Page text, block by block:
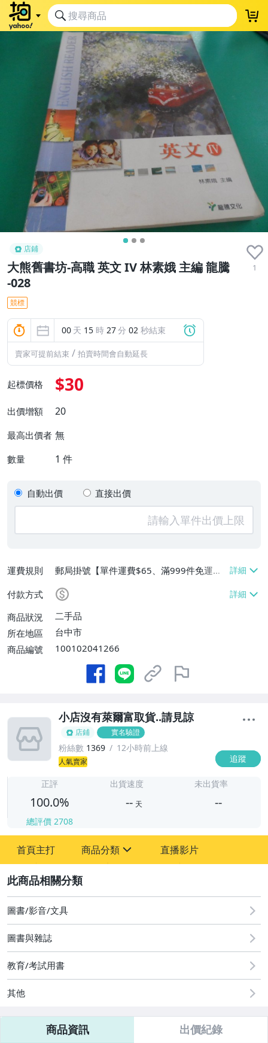
店鋪
大熊舊書坊-高職 英文 IV 林素娥 主編 龍騰
-028
1
競標
00 天 15 時 27分 01 秒結束
賣家可提前結束 / 拍賣時間會自動延長
起標價格 $30
出價增額 20
最高出價者 無
數量 1 件
自動出價 直接出價
運費規則
郵局掛號【單件運費$65、滿999件免運
費】
付款方式
商品狀況
二手品
所在地區
台中市
商品編號
100102041266
小店沒有萊爾富取貨..請見諒
店鋪 實名驗證
粉絲數 1369 12小時前上線
人氣賣家 追蹤
-
正評
100.0%
總評價 2708
出貨速度
-- 天
未出貨率
--
首頁主打 商品分類
其它
直播影片
圖書/影音/文具
圖書與雜誌
教育/考試用書
其他
商品資訊 出價紀錄